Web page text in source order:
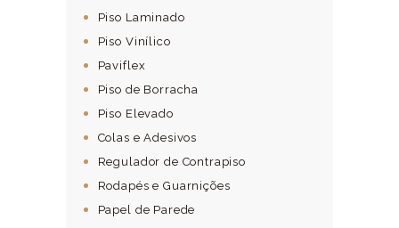
Piso Laminado
Piso Vinílico
Paviflex
Piso de Borracha
Piso Elevado
Colas e Adesivos
Regulador de Contrapiso
Rodapés e Guarnições
Papel de Parede